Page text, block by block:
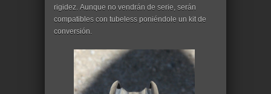
rigidez. Aunque no vendrán de serie, serán
compatibles con tubeless poniéndole un kit de
conversión.